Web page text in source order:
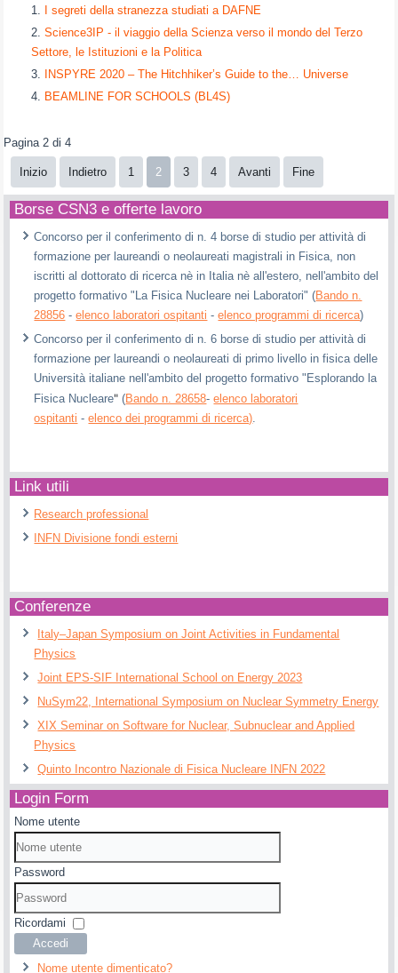
I segreti della stranezza studiati a DAFNE
Science3IP - il viaggio della Scienza verso il mondo del Terzo
Settore, le Istituzioni e la Politica
INSPYRE 2020 – The Hitchhiker’s Guide to the… Universe
BEAMLINE FOR SCHOOLS (BL4S)
Pagina 2 di 4
Inizio Indietro 1 2 3 4 Avanti Fine
Borse CSN3 e offerte lavoro
Concorso per il conferimento di n. 4 borse di studio per attività di
formazione per laureandi o neolaureati magistrali in Fisica, non
iscritti al dottorato di ricerca nè in Italia nè all'estero, nell'ambito del
progetto formativo "La Fisica Nucleare nei Laboratori" (Bando n.
28856 -elenco laboratori ospitanti -elenco programmi di ricerca)
Concorso per il conferimento di n. 6 borse di studio per attività di
formazione per laureandi o neolaureati di primo livello in fisica delle
Università italiane nell'ambito del progetto formativo "Esplorando la
Fisica Nucleare" (Bando n. 28658-elenco laboratori
ospitanti -elenco dei programmi di ricerca)
Link utili
Research professional
INFN Divisione fondi esterni
Conferenze
Italy–Japan Symposium on Joint Activities in Fundamental
Physics
Joint EPS-SIF International School on Energy 2023
NuSym22, International Symposium on Nuclear Symmetry Energy
XIX Seminar on Software for Nuclear, Subnuclear and Applied
Physics
Quinto Incontro Nazionale di Fisica Nucleare INFN 2022
Login Form
Nome utente
Password
Ricordami
Accedi
Nome utente dimenticato?